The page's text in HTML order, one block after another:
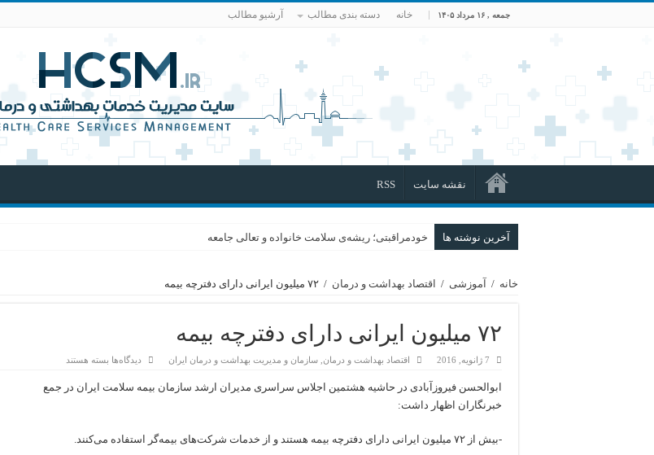
جمعه , ۱۶ مرداد ۱۴۰۵ خانه دسته بندی مطالب آرشیو مطالب
نقشه سایت RSS
آخرین نوشته ها خودمراقبتی؛ ریشه‌ی سلامت خانواده و تعالی جامعه
خانه / آموزشی / اقتصاد بهداشت و درمان / ۷۲ میلیون ایرانی دارای دفترچه بیمه
۷۲ میلیون ایرانی دارای دفترچه بیمه
7 ژانویه, 2016 اقتصاد بهداشت و درمان سازمان و مدیریت بهداشت و درمان ایران دیدگاه‌ها برای
ایرانی
بسته هستند
ابوالحسن فیروزآبادی در حاشیه هشتمین اجلاس سراسری مدیران ارشد سازمان بیمه سلامت ایران در جمع
خبرنگاران اظهار داشت‌:
-بیش از ۷۲ میلیون ایرانی دارای دفترچه بیمه هستند و از خدمات شرکت‌های بیمه‌گر استفاده می‌کنند.